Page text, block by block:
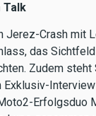
Talk
Jerez-Crash mit
das
Zudem steht
Exklusiv-
Erfolgsduo